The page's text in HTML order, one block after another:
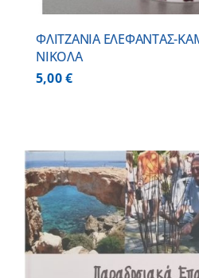
ΦΛΙΤΖΑΝΙΑ ΕΛΕΦΑΝΤΑΣ-
ΝΙΚΟΛΑ
5,00€